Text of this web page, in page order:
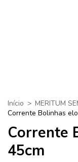
Início > MERITUM
Corrente Bolinhas
Corrente
45cm